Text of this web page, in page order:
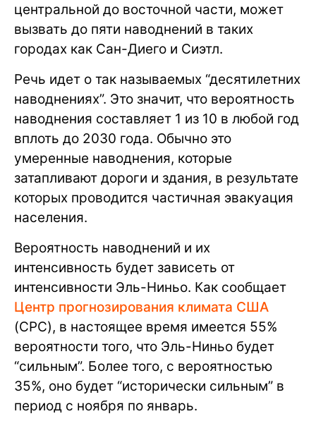
центральной до восточной части, может
вызвать до пяти наводнений в таких
городах как Сан-Диего и Сиэтл.
Речь идет о так называемых “десятилетних
наводнениях”. Это значит, что вероятность
наводнения составляет 1 из 10 в любой год
вплоть до 2030 года. Обычно это
умеренные наводнения, которые
затапливают дороги и здания, в результате
которых проводится частичная эвакуация
населения.
Вероятность наводнений и их
интенсивность будет зависеть от
интенсивности Эль-Ниньо. Как сообщает
Центр прогнозирования климата США
(CPC), в настоящее время имеется 55%
вероятности того, что Эль-Ниньо будет
“сильным”. Более того, с вероятностью
35%, оно будет “исторически сильным” в
период с ноября по январь.